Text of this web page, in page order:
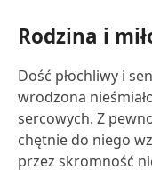
Rodzina i
Dość płochliwy i
wrodzona
sercowych. Z
chętnie do niego
przez skromność